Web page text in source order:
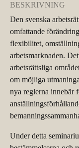
BESKRIVNING
Den svenska
omfattande
flexibilitet,
arbetsmarknaden.
arbetsrättsliga
om möjliga
nya reglerna innebär
Under detta